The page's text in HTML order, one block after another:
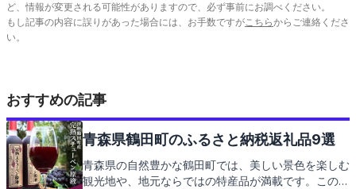
ど、情報が変更される可能性がありますので、必ず事前にお調べください。
もし記事の内容に誤りがあった場合には、お手数ですがこちらからご連絡くださ
い。
おすすめの記事
青森県鶴田町のふるさと納税返礼品9選
青森県の自然豊かな鶴田町では、美しい景色を楽しむ
観光地や、地元ならではの特産品が満載です。この記